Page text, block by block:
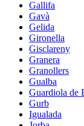
Gallifa
Gavà
Gelida
Gironella
Gisclareny
Granera
Granollers
Gualba
Guardiola de
Gurb
Igualada